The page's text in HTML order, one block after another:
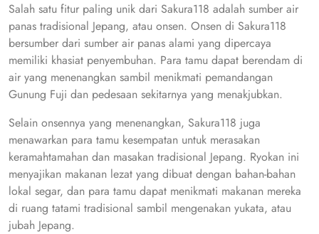
Salah satu fitur paling unik dari Sakura118 adalah sumber air
panas tradisional Jepang, atau onsen. Onsen di Sakura118
bersumber dari sumber air panas alami yang dipercaya
memiliki khasiat penyembuhan. Para tamu dapat berendam di
air yang menenangkan sambil menikmati pemandangan
Gunung Fuji dan pedesaan sekitarnya yang menakjubkan.
Selain onsennya yang menenangkan, Sakura118 juga
menawarkan para tamu kesempatan untuk merasakan
keramahtamahan dan masakan tradisional Jepang. Ryokan ini
menyajikan makanan lezat yang dibuat dengan bahan-bahan
lokal segar, dan para tamu dapat menikmati makanan mereka
di ruang tatami tradisional sambil mengenakan yukata, atau
jubah Jepang.